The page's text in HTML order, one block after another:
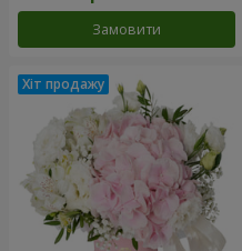
Замовити